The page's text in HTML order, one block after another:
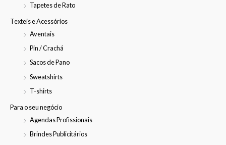
Tapetes de Rato
Texteis e Acessórios
Aventais
Pin / Crachá
Sacos de Pano
Sweatshirts
T-shirts
Para o seu negócio
Agendas Profissionais
Brindes Publicitários